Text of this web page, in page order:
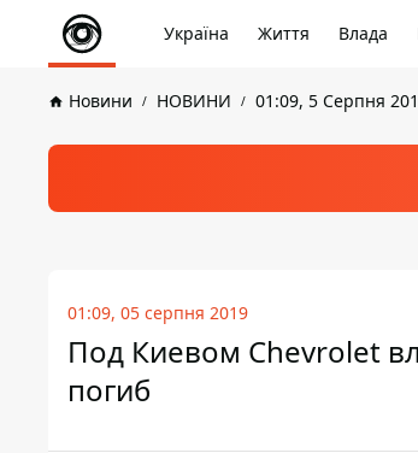
Україна Життя Влада
Новини НОВИНИ 01:09, 5 Серпня
01:09, 05 серпня 2019
Под Киевом Chevrolet
погиб